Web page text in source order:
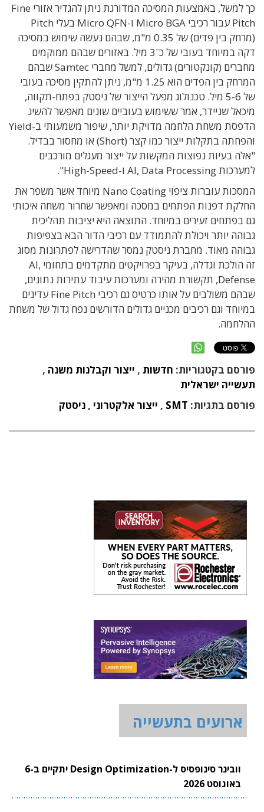
כך למשל, באמצעות המסיכה המדורגת ניתן להגדיר אזורי Fine
Pitch עבור רכיבי Micro BGA ו-Micro QFN בעלי Pitch
(מרחק בין פדים)של 0.35 מ"מ, שבהם נעשה שימוש במסיכה
דקה במיוחד בעובי של כ־3 מיל. באזורים שבהם ממוקמים
מחברים (קונקטורים) גדולים
, למשל מחברי Samtec שבהם
המרחק בין הפדים הוא 1.25
מ"מ, ניתן להתקין מסיכה בעובי
של 5-6 מיל. טכנולוג מפעל הייצור של ניסטק בפתח-תקווה,
מיכאל שניידר, אמרששימוש בעוביים שונים מאפשר להשיג
הדפסת משחת הלחמה מדויקת יותר, שיפור משמעותי ב-Yield
והפחתה בתקלות ייצור כמו קצר (Short)
או מחסור בבדיל.
"אלה בעיות נפוצות המקשות על ייצור מעגלים מורכבים
למערכות AI, Data Processing ו-High-Speed".
המסכות עוברות ציפוי Nano Coating מיוחד אשר משפר את
החלקת דפנות הפתחים במסכה ומאפשר שחרור משחה איכותי
גם בפתחים זעירים במיוחד. התוצאה היא יציבות תהליכית
גבוהה יותר ויכולת להתמודד עם רכיבי הדור הבא בצפיפות
גבוהה מאוד. מחברת ניסטק נמסר שהדרישה לפתרונות מסוג
זה הולכת וגדלה, בעיקר בפרויקטים מתקדמים בתחומי AI,
Defense, תקשורת מהירה ומערכות עיבוד עתירות נתונים,
שבהם משולבים על אותו כרטיס גם רכיבי Fine Pitch עדינים
במיוחד וגם רכיבים מכניים גדולים הדורשים נפח גדול של משחת
ההלחמה.
פורסם בקטגוריות: חדשות , ייצור וקבלנות משנה ,
תעשייה ישראלית
פורסם בתגיות: SMT
, ייצור אלקטרוני , ניסטק
ארועים בתעשייה
וובינר סינופסיס ל-Design Optimization יתקיים ב-6
באוגוסט 2026